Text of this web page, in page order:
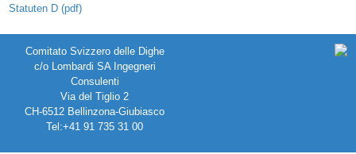
Statuten D (pdf)
Comitato Svizzero delle Dighe
c/o Lombardi SA Ingegneri
Consulenti
Via del Tiglio 2
CH-6512 Bellinzona-Giubiasco
Tel:+41 91 735 31 00